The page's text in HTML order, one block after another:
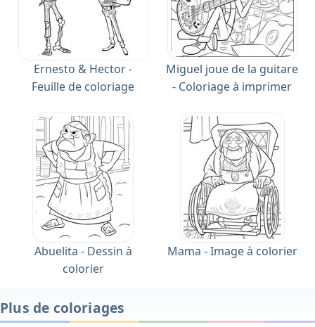
Ernesto & Hector -
Feuille de coloriage
Miguel joue de la guitare
- Coloriage à imprimer
Abuelita - Dessin à
colorier
Mama - Image à colorier
Plus de coloriages